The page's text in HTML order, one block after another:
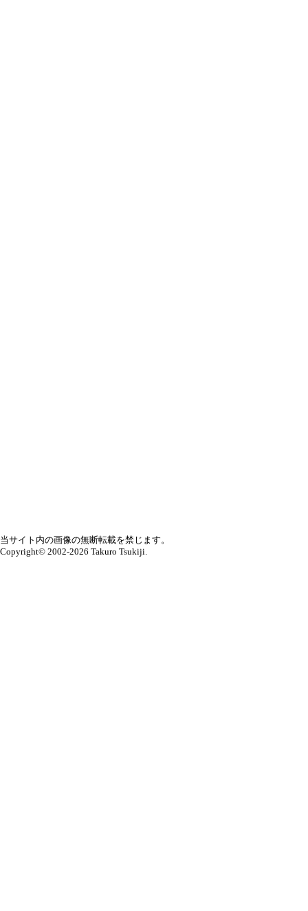
当サイト内の画像の無断転載を禁じます。
Copyright© 2002-2026 Takuro Tsukiji.